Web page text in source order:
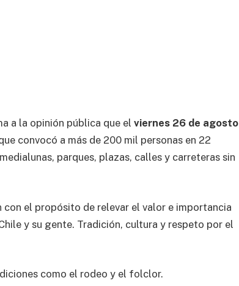
a la opinión pública que el viernes 26 de agosto
convocó a más de 200 mil personas en 22
parques, plazas, calles y carreteras sin
el propósito de relevar el valor e importancia
y su gente. Tradición, cultura y respeto por el
como el rodeo y el folclor.